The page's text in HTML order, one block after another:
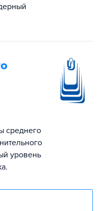
среднего
уровень